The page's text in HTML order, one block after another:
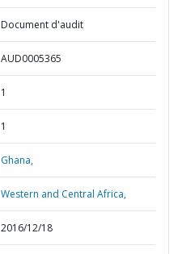
Document d'audit
AUD0005365
1
1
Ghana,
Western and Central Africa,
2016/12/18